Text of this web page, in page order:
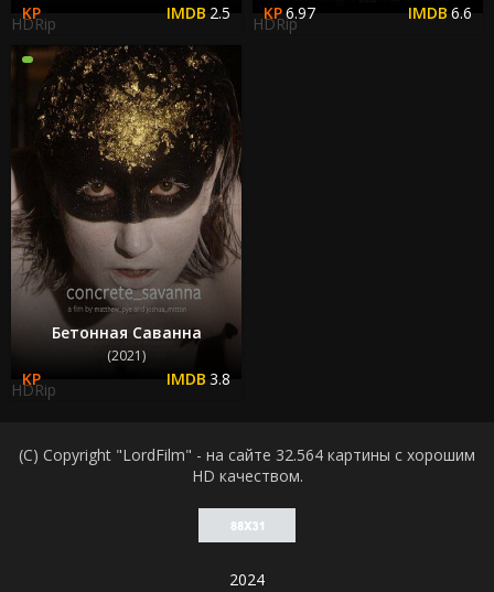
2.5
HDRip
6.97 6.6
HDRip
Бетонная Саванна
(2021)
3.8
HDRip
(C) Copyright "LordFilm" - на сайте 32.564 картины с хорошим
HD качеством.
2024